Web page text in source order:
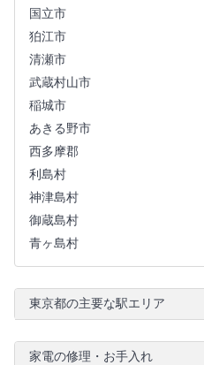
国立市
狛江市
清瀬市
武蔵村山市
稲城市
あきる野市
西多摩郡
利島村
神津島村
御蔵島村
青ヶ島村
東京都の主要な駅エリア
家電の修理・お手入れ